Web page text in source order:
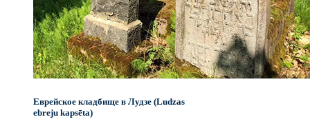
Еврейское кладбище в Лудзе (Ludzas
ebreju kapsēta)